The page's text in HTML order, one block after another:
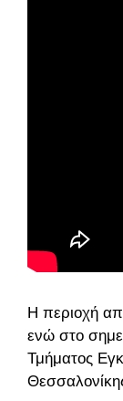
Η περιοχή
ενώ στο
Τμήματος